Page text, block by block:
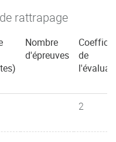
rattrapage
Nombre
d'épreuves
de
2